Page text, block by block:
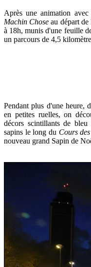
Après une animation
Machin Chose au départ
à 18h, munis d'une feuille
un parcours de 4,5
Pendant plus d'une heure,
en petites ruelles, on
décors scintillants de
sapins le long du Cours
nouveau grand Sapin de